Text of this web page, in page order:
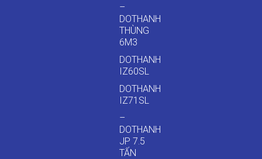
–
DOTHANH
THÙNG
6M3
DOTHANH
IZ60SL
DOTHANH
IZ71SL
–
DOTHANH
JP 7.5
TẤN